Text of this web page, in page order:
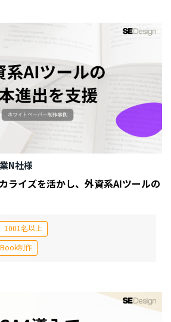
N社様
ライズを活かし、外資系AIツールの
1001名以上
制作